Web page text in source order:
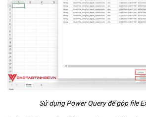
Sử dụng Power Query để gộp file